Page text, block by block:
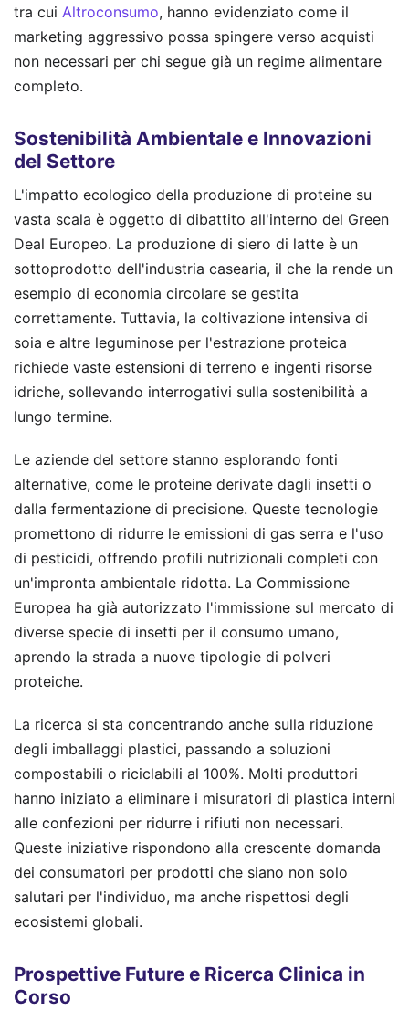
tra cui Altroconsumo, hanno evidenziato come il
marketing aggressivo possa spingere verso acquisti
non necessari per chi segue già un regime alimentare
completo.
Sostenibilità Ambientale e Innovazioni
del Settore
L'impatto ecologico della produzione di proteine su
vasta scala è oggetto di dibattito all'interno del Green
Deal Europeo. La produzione di siero di latte è un
sottoprodotto dell'industria casearia, il che la rende un
esempio di economia circolare se gestita
correttamente. Tuttavia, la coltivazione intensiva di
soia e altre leguminose per l'estrazione proteica
richiede vaste estensioni di terreno e ingenti risorse
idriche, sollevando interrogativi sulla sostenibilità a
lungo termine.
Le aziende del settore stanno esplorando fonti
alternative, come le proteine derivate dagli insetti o
dalla fermentazione di precisione. Queste tecnologie
promettono di ridurre le emissioni di gas serra e l'uso
di pesticidi, offrendo profili nutrizionali completi con
un'impronta ambientale ridotta. La Commissione
Europea ha già autorizzato l'immissione sul mercato di
diverse specie di insetti per il consumo umano,
aprendo la strada a nuove tipologie di polveri
proteiche.
La ricerca si sta concentrando anche sulla riduzione
degli imballaggi plastici, passando a soluzioni
compostabili o riciclabili al 100%. Molti produttori
hanno iniziato a eliminare i misuratori di plastica interni
alle confezioni per ridurre i rifiuti non necessari.
Queste iniziative rispondono alla crescente domanda
dei consumatori per prodotti che siano non solo
salutari per l'individuo, ma anche rispettosi degli
ecosistemi globali.
Prospettive Future e Ricerca Clinica in
Corso